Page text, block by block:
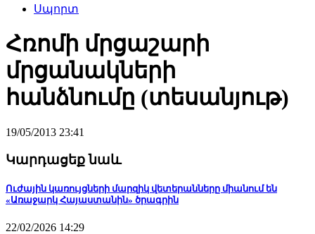
Սպորտ
Հռոմի մրցաշարի
մրցանակների
հանձնումը (տեսանյութ)
19/05/2013 23:41
Կարդացեք նաև
Ուժային կառույցների մարզիկ վետերանները միանում են
«Առաջարկ Հայաստանին» ծրագրին
22/02/2026 14:29